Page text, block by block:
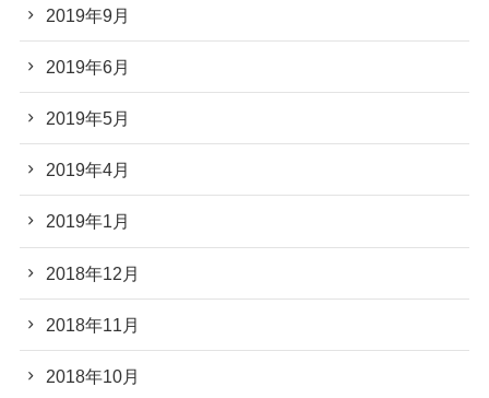
2019年9月
2019年6月
2019年5月
2019年4月
2019年1月
2018年12月
2018年11月
2018年10月